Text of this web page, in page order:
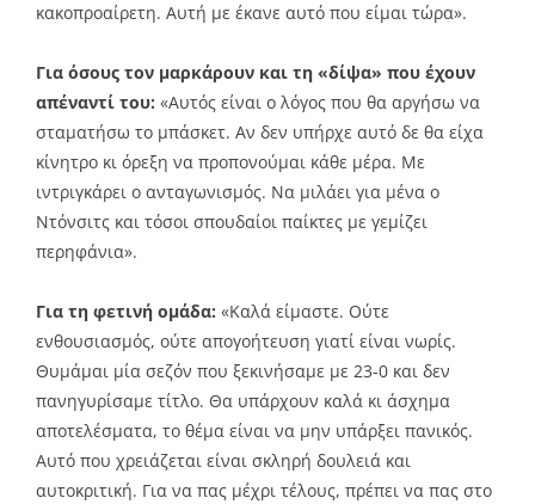
κακοπροαίρετη. Αυτή με έκανε αυτό που είμαι τώρα».
Για όσους τον μαρκάρουν και τη «δίψα» που έχουν
απέναντί του: «Αυτός είναι ο λόγος που θα αργήσω να
σταματήσω το μπάσκετ. Αν δεν υπήρχε αυτό δε θα είχα
κίνητρο κι όρεξη να προπονούμαι κάθε μέρα. Με
ιντριγκάρει ο ανταγωνισμός. Να μιλάει για μένα ο
Ντόνσιτς και τόσοι σπουδαίοι παίκτες με γεμίζει
περηφάνια».
Για τη φετινή ομάδα: «Καλά είμαστε. Ούτε
ενθουσιασμός, ούτε απογοήτευση γιατί είναι νωρίς.
Θυμάμαι μία σεζόν που ξεκινήσαμε με 23-0 και δεν
πανηγυρίσαμε τίτλο. Θα υπάρχουν καλά κι άσχημα
αποτελέσματα, το θέμα είναι να μην υπάρξει πανικός.
Αυτό που χρειάζεται είναι σκληρή δουλειά και
αυτοκριτική. Για να πας μέχρι τέλους, πρέπει να πας στο